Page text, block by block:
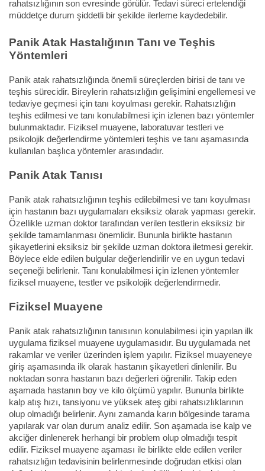
rahatsızlığının son evresinde görülür. Tedavi süreci ertelendiği
müddetçe durum şiddetli bir şekilde ilerleme kaydedebilir.
Panik Atak Hastalığının Tanı ve Teşhis
Yöntemleri
Panik atak rahatsızlığında önemli süreçlerden birisi de tanı ve
teşhis sürecidir. Bireylerin rahatsızlığın gelişimini engellemesi ve
tedaviye geçmesi için tanı koyulması gerekir. Rahatsızlığın
teşhis edilmesi ve tanı konulabilmesi için izlenen bazı yöntemler
bulunmaktadır. Fiziksel muayene, laboratuvar testleri ve
psikolojik değerlendirme yöntemleri teşhis ve tanı aşamasında
kullanılan başlıca yöntemler arasındadır.
Panik Atak Tanısı
Panik atak rahatsızlığının teşhis edilebilmesi ve tanı koyulması
için hastanın bazı uygulamaları eksiksiz olarak yapması gerekir.
Özellikle uzman doktor tarafından verilen testlerin eksiksiz bir
şekilde tamamlanması önemlidir. Bununla birlikte hastanın
şikayetlerini eksiksiz bir şekilde uzman doktora iletmesi gerekir.
Böylece elde edilen bulgular değerlendirilir ve en uygun tedavi
seçeneği belirlenir. Tanı konulabilmesi için izlenen yöntemler
fiziksel muayene, testler ve psikolojik değerlendirmedir.
Fiziksel Muayene
Panik atak rahatsızlığının tanısının konulabilmesi için yapılan ilk
uygulama fiziksel muayene uygulamasıdır. Bu uygulamada net
rakamlar ve veriler üzerinden işlem yapılır. Fiziksel muayeneye
giriş aşamasında ilk olarak hastanın şikayetleri dinlenilir. Bu
noktadan sonra hastanın bazı değerleri öğrenilir. Takip eden
aşamada hastanın boy ve kilo ölçümü yapılır. Bununla birlikte
kalp atış hızı, tansiyonu ve yüksek ateş gibi rahatsızlıklarının
olup olmadığı belirlenir. Aynı zamanda karın bölgesinde tarama
yapılarak var olan durum analiz edilir. Son aşamada ise kalp ve
akciğer dinlenerek herhangi bir problem olup olmadığı tespit
edilir. Fiziksel muayene aşaması ile birlikte elde edilen veriler
rahatsızlığın tedavisinin belirlenmesinde doğrudan etkisi olan